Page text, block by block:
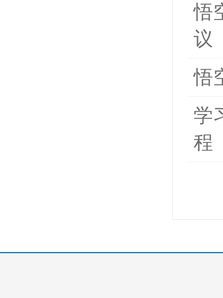
悟
议
悟
学
程